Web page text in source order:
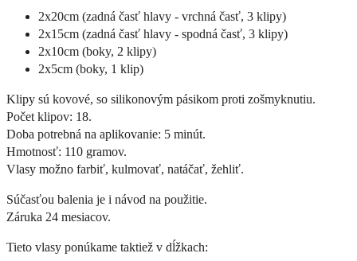
2x20cm (zadná časť hlavy - vrchná časť, 3 klipy)
2x15cm (zadná časť hlavy - spodná časť, 3 klipy)
2x10cm (boky, 2 klipy)
2x5cm (boky, 1 klip)
Klipy sú kovové, so silikonovým pásikom proti zošmyknutiu.
Počet klipov: 18.
Doba potrebná na aplikovanie: 5 minút.
Hmotnosť: 110 gramov.
Vlasy možno farbiť, kulmovať, natáčať, žehliť.
Súčasťou balenia je i návod na použitie.
Záruka 24 mesiacov.
Tieto vlasy ponúkame taktiež v dĺžkach: